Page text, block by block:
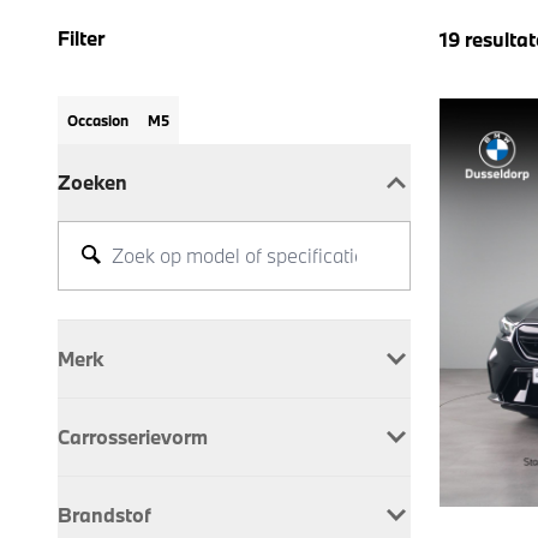
Filter
Occasion M5
Zoeken
Merk
Carrosserievorm
Stationwagon
10
Brandstof
19